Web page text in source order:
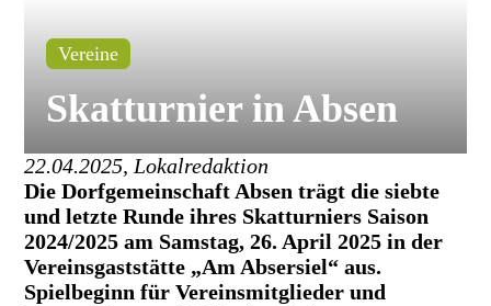
Vereine
Skatturnier in Absen
22.04.2025, Lokalredaktion
Die Dorfgemeinschaft Absen trägt die siebte
und letzte Runde ihres Skatturniers Saison
2024/2025 am Samstag, 26. April 2025 in der
Vereinsgaststätte „Am Absersiel“ aus.
Spielbeginn für Vereinsmitglieder und